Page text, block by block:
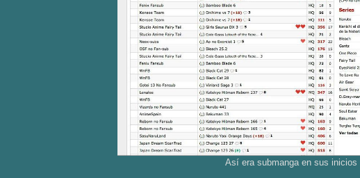
Así era submanga en sus inicios